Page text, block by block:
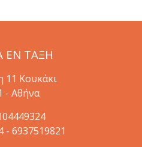
ΕΝ ΤΑΞΗ
11 Κουκάκι
- Αθήνα
- 6937519821